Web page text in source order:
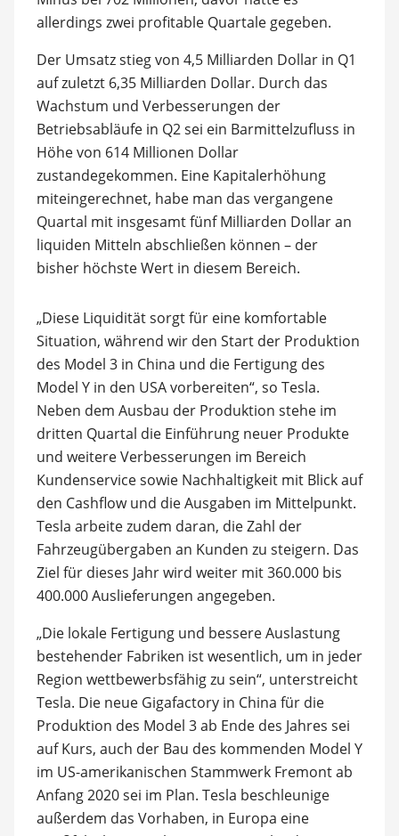
allerdings zwei profitable Quartale gegeben.
Der Umsatz stieg von 4,5 Milliarden Dollar in Q1
auf zuletzt 6,35 Milliarden Dollar. Durch das
Wachstum und Verbesserungen der
Betriebsabläufe in Q2 sei ein Barmittelzufluss in
Höhe von 614 Millionen Dollar
zustandegekommen. Eine Kapitalerhöhung
miteingerechnet, habe man das vergangene
Quartal mit insgesamt fünf Milliarden Dollar an
liquiden Mitteln abschließen können – der
bisher höchste Wert in diesem Bereich.
„Diese Liquidität sorgt für eine komfortable
Situation, während wir den Start der Produktion
des Model 3 in China und die Fertigung des
Model Y in den USA vorbereiten“, so Tesla.
Neben dem Ausbau der Produktion stehe im
dritten Quartal die Einführung neuer Produkte
und weitere Verbesserungen im Bereich
Kundenservice sowie Nachhaltigkeit mit Blick auf
den Cashflow und die Ausgaben im Mittelpunkt.
Tesla arbeite zudem daran, die Zahl der
Fahrzeugübergaben an Kunden zu steigern. Das
Ziel für dieses Jahr wird weiter mit 360.000 bis
400.000 Auslieferungen angegeben.
„Die lokale Fertigung und bessere Auslastung
bestehender Fabriken ist wesentlich, um in jeder
Region wettbewerbsfähig zu sein“, unterstreicht
Tesla. Die neue Gigafactory in China für die
Produktion des Model 3 ab Ende des Jahres sei
auf Kurs, auch der Bau des kommenden Model Y
im US-amerikanischen Stammwerk Fremont ab
Anfang 2020 sei im Plan. Tesla beschleunige
außerdem das Vorhaben, in Europa eine